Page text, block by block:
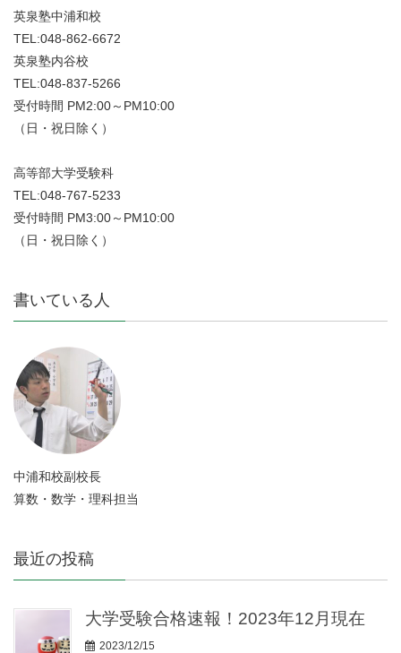
英泉塾中浦和校
TEL:048-862-6672
英泉塾内谷校
TEL:048-837-5266
受付時間 PM2:00～PM10:00
（日・祝日除く）
高等部大学受験科
TEL:048-767-5233
受付時間 PM3:00～PM10:00
（日・祝日除く）
書いている人
中浦和校副校長
算数・数学・理科担当
最近の投稿
大学受験合格速報！2023年12月現在
2023/12/15